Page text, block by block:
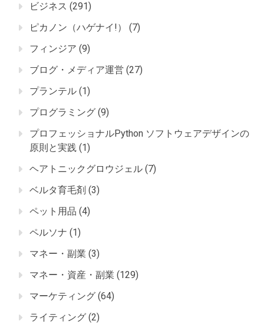
ビジネス (291)
ピカノン（ハゲナイ!）
(7)
フィンジア (9)
ブログ・メディア運営 (27)
プランテル (1)
プログラミング (9)
プロフェッショナルPython ソフトウェアデザインの
原則と実践 (1)
ヘアトニックグロウジェル (7)
ベルタ育毛剤 (3)
ペット用品 (4)
ペルソナ (1)
マネー・副業 (3)
マネー・資産・副業 (129)
マーケティング (64)
ライティング (2)